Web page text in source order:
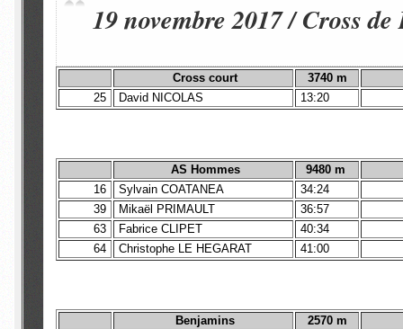
19 novembre 2017 / Cross de
Cross court
3740 m
25
David NICOLAS 13:20
AS Hommes
9480 m
16
Sylvain COATANEA
34:24
39
Mikaël PRIMAULT
36:57
63
Fabrice CLIPET
40:34
64
Christophe LE HEGARAT 41:00
Benjamins
2570 m